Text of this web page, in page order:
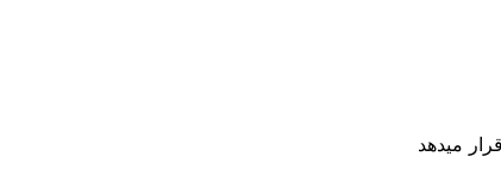
میدهد